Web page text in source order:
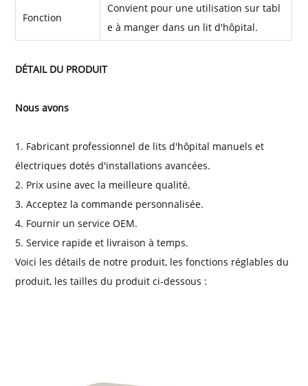
Fonction
Convient pour une utilisation sur tabl
e à manger dans un lit d'hôpital.
DÉTAIL DU PRODUIT
Nous avons
1. Fabricant professionnel de lits d'hôpital manuels et
électriques dotés d'installations avancées.
2. Prix usine avec la meilleure qualité.
3. Acceptez la commande personnalisée.
4. Fournir un service OEM.
5. Service rapide et livraison à temps.
Voici les détails de notre produit, les fonctions réglables du
produit, les tailles du produit ci-dessous :